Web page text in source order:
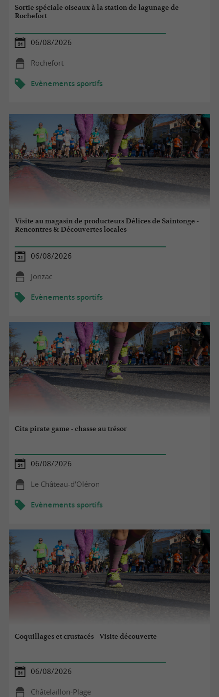
Sortie spéciale oiseaux à la station de lagunage de
Rochefort
06/08/2026
Rochefort
Evènements sportifs
Visite au magasin de producteurs Délices de Saintonge -
Rencontres & Découvertes locales
06/08/2026
Jonzac
Evènements sportifs
Cita pirate game - chasse au trésor
06/08/2026
Le Château-d'Oléron
Evènements sportifs
Coquillages et crustacés - Visite découverte
06/08/2026
Châtelaillon-Plage